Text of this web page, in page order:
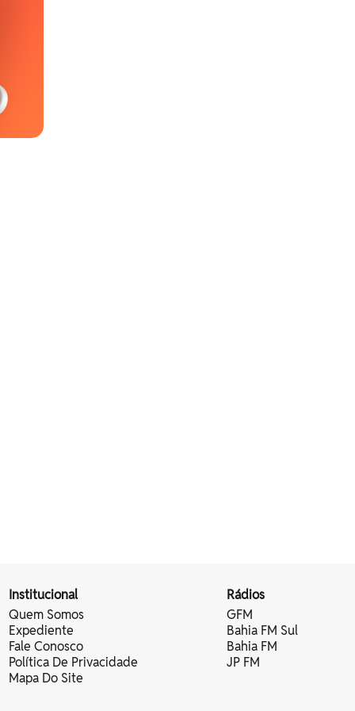
Institucional
Quem Somos
Expediente
Fale Conosco
Política De Privacidade
Mapa Do Site
Rádios
GFM
Bahia FM Sul
Bahia FM
JP FM